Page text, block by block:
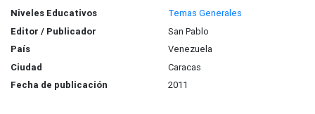
Niveles Educativos
Temas Generales
Editor / Publicador
San Pablo
País
Venezuela
Ciudad
Caracas
Fecha de publicación
2011